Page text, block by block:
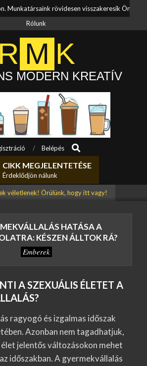
rövidesen visszakeresik Önt.
Rólunk
R M K
MODERN KREATÍV
Belépés Search
CIKK MEGJELENTETÉSE
Érdeklődjön nálunk
véletlenek! Örülünk, hogy itt vagy!
HATÁSA A
KÉSZEN ÁLLTOK RÁ?
Emberek
A SZEXUÁLIS ÉLETET A
ragyogó és izgalmas időszak
Azonban nem tagadhatjuk,
élet jelentős változásokon mehet
időszakban. A gyermekvállalás